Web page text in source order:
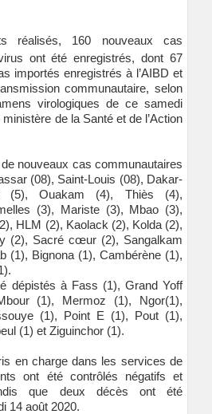
réalisés, 160 nouveaux cas
ont été enregistrés, dont 67
importés enregistrés à l’AIBD et
communautaire, selon
virologiques de ce samedi
de la Santé et de l’Action
nouveaux cas communautaires
(08), Saint-Louis (08), Dakar-
(5), Ouakam (4), Thiès (4),
(3), Mariste (3), Mbao (3),
HLM (2), Kaolack (2), Kolda (2),
(2), Sacré cœur (2), Sangalkam
(1), Bignona (1), Cambérène (1),
dépistés à Fass (1), Grand Yoff
(1), Mermoz (1), Ngor(1),
(1), Point E (1), Pout (1),
(1) et Ziguinchor (1).
en charge dans les services de
ont été contrôlés négatifs et
que deux décès ont été
14 août 2020.